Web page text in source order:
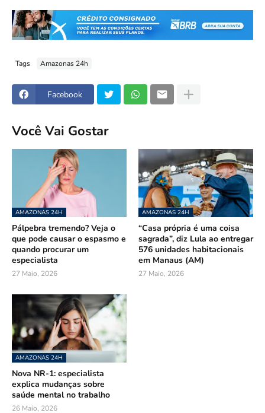
Tags Amazonas 24h
Facebook
Você Vai Gostar
AMAZONAS 24H
Pálpebra tremendo? Veja o
que pode causar o espasmo e
quando procurar um
especialista
27 Maio, 2026
AMAZONAS 24H
“Casa própria é uma coisa
sagrada”, diz Lula ao entregar
576 unidades habitacionais
em Manaus (AM)
27 Maio, 2026
AMAZONAS 24H
Nova NR-1: especialista
explica mudanças sobre
saúde mental no trabalho
26 Maio, 2026